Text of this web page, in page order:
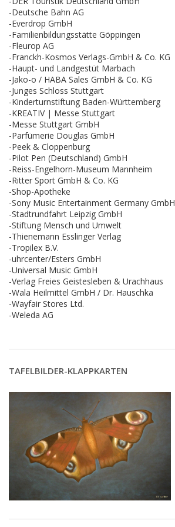
-Deutsche Bahn AG
-Everdrop GmbH
-Familienbildungsstätte Göppingen
-Fleurop AG
-Franckh-Kosmos Verlags-GmbH & Co. KG
-Haupt- und Landgestüt Marbach
-Jako-o / HABA Sales GmbH & Co. KG
-Junges Schloss Stuttgart
-Kinderturnstiftung Baden-Württemberg
-KREATIV | Messe Stuttgart
-Messe Stuttgart GmbH
-Parfümerie Douglas GmbH
-Peek & Cloppenburg
-Pilot Pen (Deutschland) GmbH
-Reiss-Engelhorn-Museum Mannheim
-Ritter Sport GmbH & Co. KG
-Shop-Apotheke
-Sony Music Entertainment Germany GmbH
-Stadtrundfahrt Leipzig GmbH
-Stiftung Mensch und Umwelt
-Thienemann Esslinger Verlag
-Tropilex B.V.
-uhrcenter/Esters GmbH
-Universal Music GmbH
-Verlag Freies Geistesleben & Urachhaus
-Wala Heilmittel GmbH / Dr. Hauschka
-Wayfair Stores Ltd.
-Weleda AG
TAFELBILDER-KLAPPKARTEN